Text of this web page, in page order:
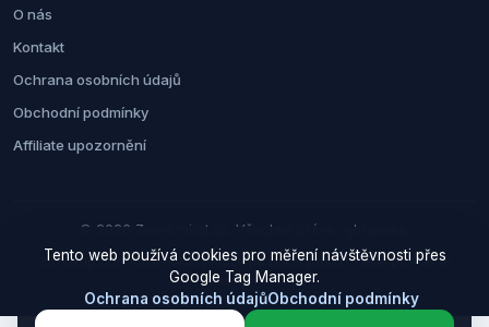
O nás
Kontakt
Ochrana osobních údajů
Obchodní podmínky
Affiliate upozornění
© 2026 Zemezvirat.cz. Všechna práva vyhrazena.
Za nákup přes naše odkazy můžeme získat provizi. Cenu pro vás to
neovlivní.
Tento web používá cookies pro měření návštěvnosti přes
Google Tag Manager.
Ochrana osobních údajůObchodní podmínky